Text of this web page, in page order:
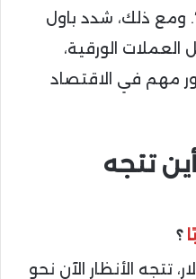
. ومع ذلك، شدد باول
الورقية،
مهم في الاقتصاد
تتجه
؟
حاجز 100,000 دولار، تتجه الأنظار الآن نحو